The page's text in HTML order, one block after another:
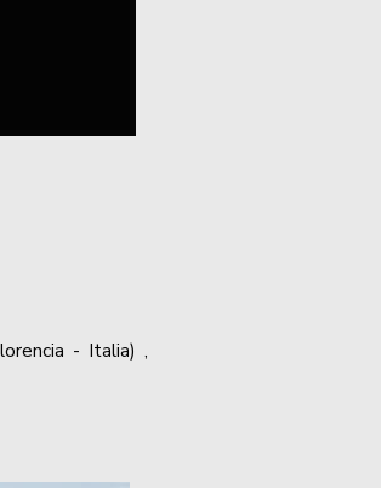
- Italia) ,